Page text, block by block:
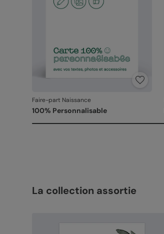
Faire-part Naissance
100% Personnalisable
La collection assortie